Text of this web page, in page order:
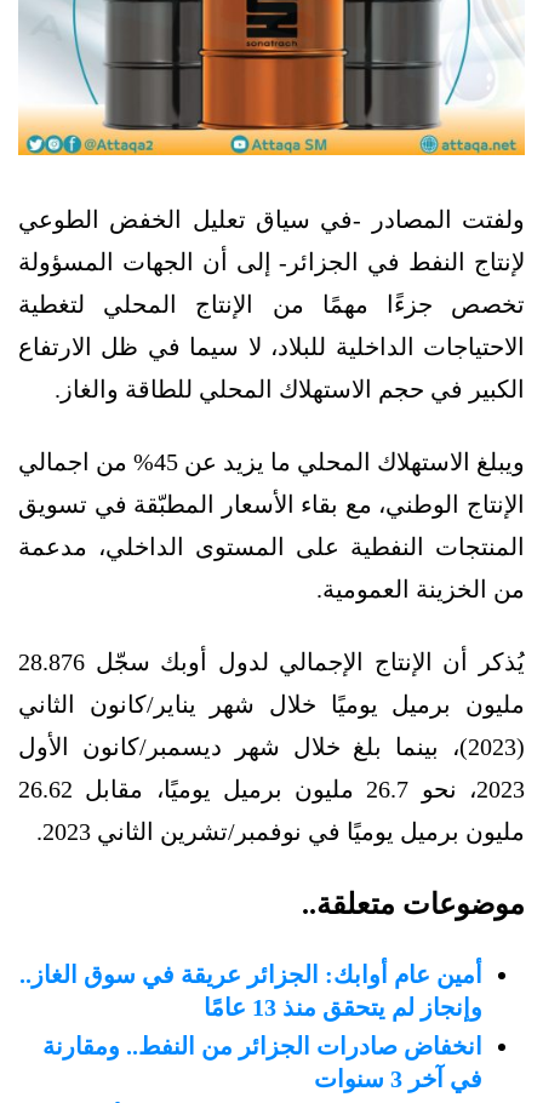
ولفتت المصادر -في سياق تعليل الخفض الطوعي
لإنتاج النفط في الجزائر- إلى أن الجهات المسؤولة
تخصص جزءًا مهمًا من الإنتاج المحلي لتغطية
الاحتياجات الداخلية للبلاد، لا سيما في ظل الارتفاع
الكبير في حجم الاستهلاك المحلي للطاقة والغاز.
ويبلغ الاستهلاك المحلي ما يزيد عن 45% من اجمالي
الإنتاج الوطني، مع بقاء الأسعار المطبّقة في تسويق
المنتجات النفطية على المستوى الداخلي، مدعمة
من الخزينة العمومية.
يُذكر أن الإنتاج الإجمالي لدول أوبك سجّل 28.876
مليون برميل يوميًا خلال شهر يناير/كانون الثاني
(2023)، بينما بلغ خلال شهر ديسمبر/كانون الأول
2023، نحو 26.7 مليون برميل يوميًا، مقابل 26.62
مليون برميل يوميًا في نوفمبر/تشرين الثاني 2023.
موضوعات متعلقة..
أمين عام أوابك: الجزائر عريقة في سوق الغاز..
وإنجاز لم يتحقق منذ 13 عامًا
انخفاض صادرات الجزائر من النفط.. ومقارنة
في آخر 3 سنوات